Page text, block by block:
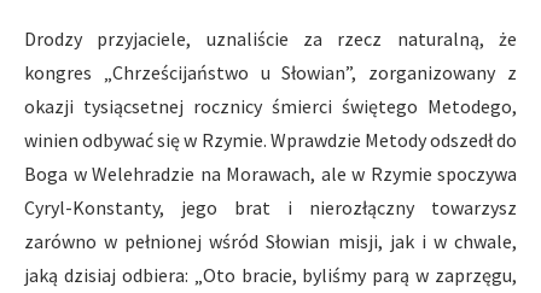
Drodzy przyjaciele, uznaliście za rzecz naturalną, że
kongres „Chrześcijaństwo u Słowian”, zorganizowany z
okazji tysiącsetnej rocznicy śmierci świętego Metodego,
winien odbywać się w Rzymie. Wprawdzie Metody odszedł do
Boga w Welehradzie na Morawach, ale w Rzymie spoczywa
Cyryl-Konstanty, jego brat i nierozłączny towarzysz
zarówno w pełnionej wśród Słowian misji, jak i w chwale,
jaką dzisiaj odbiera: „Oto bracie, byliśmy parą w zaprzęgu,